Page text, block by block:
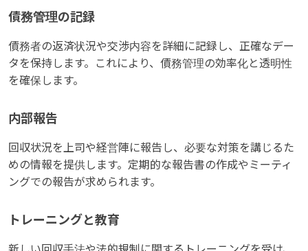
債務管理の記録
債務者の返済状況や交渉内容を詳細に記録し、正確なデー
タを保持します。これにより、債務管理の効率化と透明性
を確保します。
内部報告
回収状況を上司や経営陣に報告し、必要な対策を講じるた
めの情報を提供します。定期的な報告書の作成やミーティ
ングでの報告が求められます。
トレーニングと教育